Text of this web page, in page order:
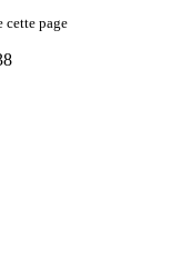
cette page